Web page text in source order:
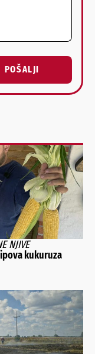
POŠALJI
NJIVE
kukuruza